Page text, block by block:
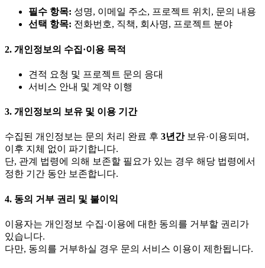
필수 항목: 성명, 이메일 주소, 프로젝트 위치, 문의 내용
선택 항목: 전화번호, 직책, 회사명, 프로젝트 분야
2. 개인정보의 수집·이용 목적
견적 요청 및 프로젝트 문의 응대
서비스 안내 및 계약 이행
3. 개인정보의 보유 및 이용 기간
수집된 개인정보는 문의 처리 완료 후 3년간보유·이용되며,
이후 지체 없이 파기합니다.
단, 관계 법령에 의해 보존할 필요가 있는 경우 해당 법령에서
정한 기간 동안 보존합니다.
4. 동의 거부 권리 및 불이익
이용자는 개인정보 수집·이용에 대한 동의를 거부할 권리가
있습니다.
다만, 동의를 거부하실 경우 문의 서비스 이용이 제한됩니다.